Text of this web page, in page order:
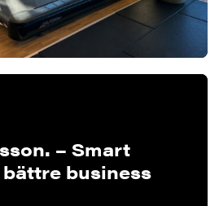
– Smart
business